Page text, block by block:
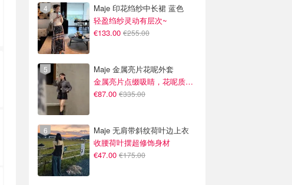
Maje 印花绉纱中长裙 蓝色
轻盈绉纱灵动有层次~
€133.00 €255.00
Maje 金属亮片花呢外套
金属亮片点缀吸睛，花呢质感高级又显贵
€87.00 €335.00
Maje 无肩带斜纹荷叶边上衣
收腰荷叶摆超修饰身材
€47.00 €175.00